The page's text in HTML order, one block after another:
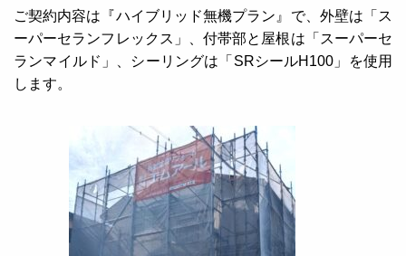
ご契約内容は『ハイブリッド無機プラン』で、外壁は「ス
ーパーセランフレックス」、付帯部と屋根は「スーパーセ
ランマイルド」、シーリングは「SRシールH100」を使用
します。